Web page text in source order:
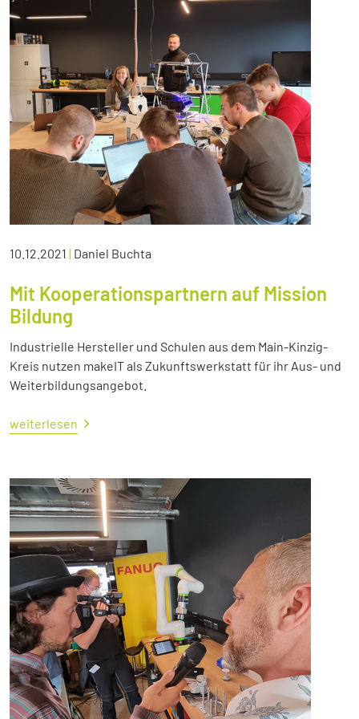
10.12.2021 | Daniel Buchta
Mit Kooperationspartnern auf Mission
Bildung
Industrielle Hersteller und Schulen aus dem Main-Kinzig-
Kreis nutzen makeIT als Zukunftswerkstatt für ihr Aus- und
Weiterbildungsangebot.
weiterlesen